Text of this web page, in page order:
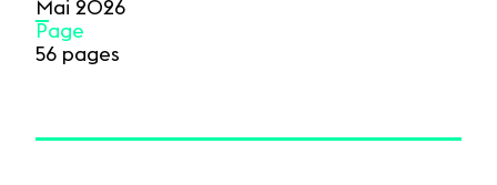
Mai 2026
Page
56 pages